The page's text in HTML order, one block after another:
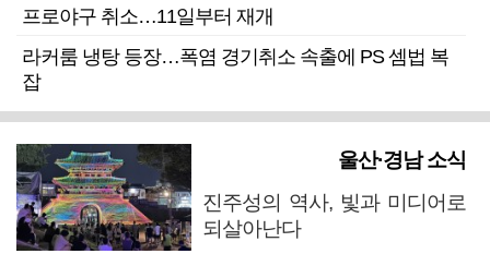
프로야구 취소…11일부터 재개
라커룸 냉탕 등장…폭염 경기취소 속출에 PS 셈법 복
잡
울산·경남 소식
진주성의 역사, 빛과 미디어로
되살아난다